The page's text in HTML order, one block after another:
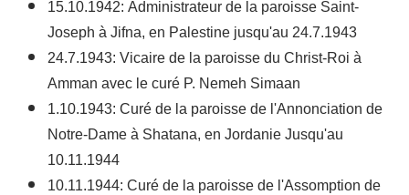
15.10.1942: Administrateur de la paroisse Saint-
Joseph à Jifna, en Palestine jusqu'au 24.7.1943
24.7.1943: Vicaire de la paroisse du Christ-Roi à
Amman avec le curé P. Nemeh Simaan
1.10.1943: Curé de la paroisse de l'Annonciation de
Notre-Dame à Shatana, en Jordanie Jusqu'au
10.11.1944
10.11.1944: Curé de la paroisse de l'Assomption de